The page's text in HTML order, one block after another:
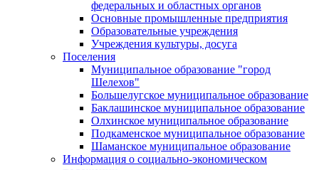
федеральных и областных органов
Основные промышленные предприятия
Образовательные учреждения
Учреждения культуры, досуга
Поселения
Муниципальное образование "город
Шелехов"
Большелугское муниципальное образование
Баклашинское муниципальное образование
Олхинское муниципальное образование
Подкаменское муниципальное образование
Шаманское муниципальное образование
Информация о социально-экономическом